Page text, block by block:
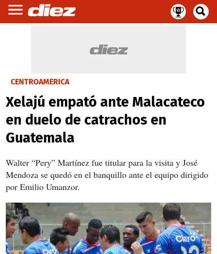
CENTROAMÉRICA
Xelajú empató ante Malacateco
en duelo de catrachos en
Guatemala
Walter “Pery” Martínez fue titular para la visita y José
Mendoza se quedó en el banquillo ante el equipo dirigido
por Emilio Umanzor.